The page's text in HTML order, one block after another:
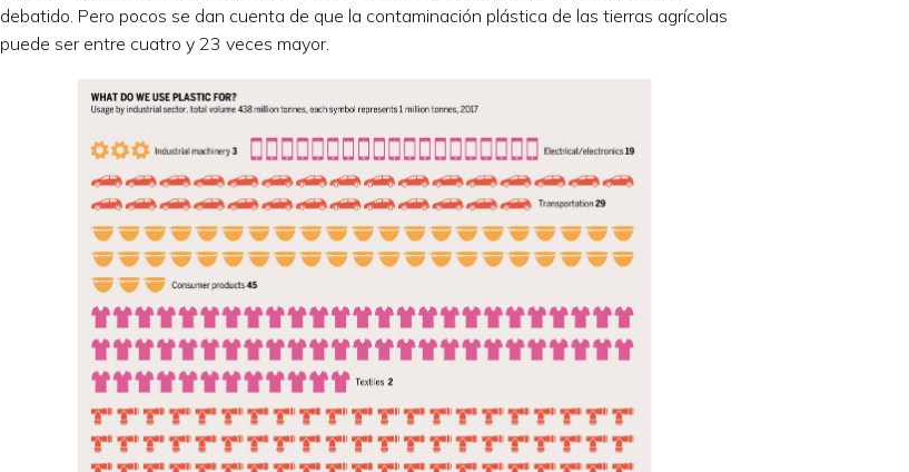
debatido. Pero pocos se dan cuenta de que la contaminación plástica de las tierras agrícolas
puede ser entre cuatro y 23 veces mayor.